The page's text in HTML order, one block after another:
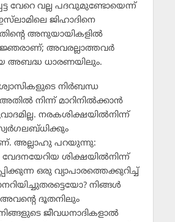
വേറെ വല്ല പദവുമുണ്ടോയെന്ന്
ജിഹാദിനെ
അനുയായികളില്‍
അവരല്ലാത്തവര്‍
അബദ്ധ ധാരണയിലും.
നിര്‍ബന്ധ
നിന്ന് മാറിനില്‍ക്കാന്‍
നരകശിക്ഷയില്‍നിന്ന്
അല്ലാഹു പറയുന്നു:
വേദനയേറിയ ശിക്ഷയില്‍നിന്ന്
ഒരു വ്യാപാരത്തെക്കുറിച്ച്
നിങ്ങള്‍
ദൂതനിലും
ജീവധനാദികളാല്‍